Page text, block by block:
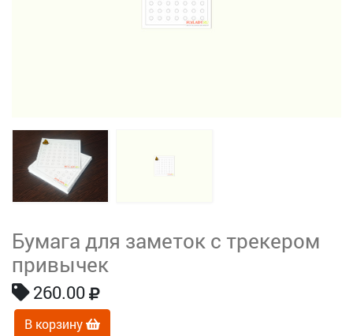
Бумага для заметок с трекером
привычек
260.00
В корзину